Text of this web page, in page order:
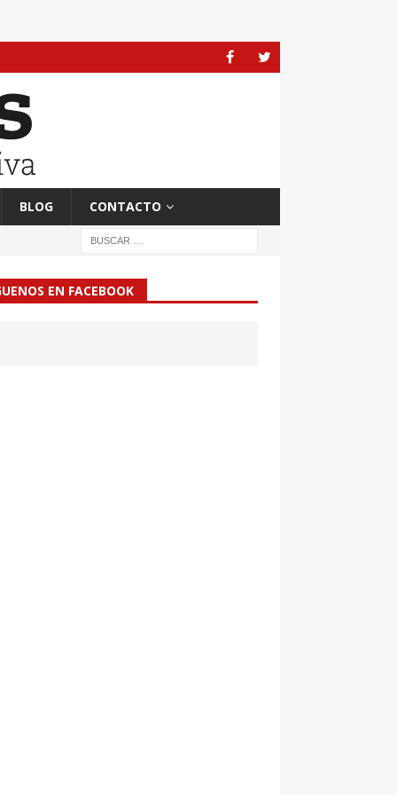
BLOG CONTACTO
EN FACEBOOK